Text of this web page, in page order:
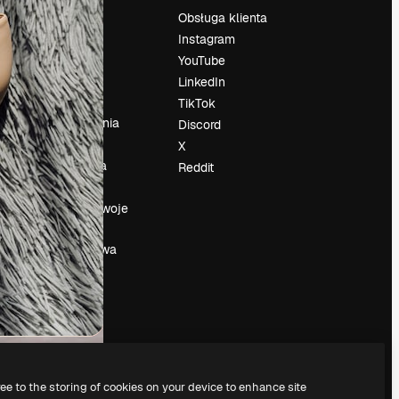
Cennik
O nas
Reviews
Kariera
Trendy
wyszukiwania
Blog
Wydarzenia
Slidesgo
Sprzedaj swoje
treści
Sala prasowa
Szukasz
magnific.ai
Obsługa klienta
Instagram
YouTube
LinkedIn
TikTok
Discord
X
Reddit
to the storing of cookies on your device to enhance site